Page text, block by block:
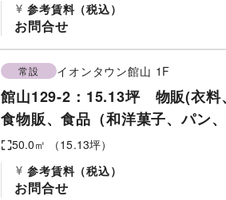
参考賃料（税込）
お問合せ
常設 イオンタウン館山 1F
館山129-2：15.13坪 物販(衣料
食物販、食品（和洋菓子、パン、
50.0㎡ （15.13坪）
参考賃料（税込）
お問合せ